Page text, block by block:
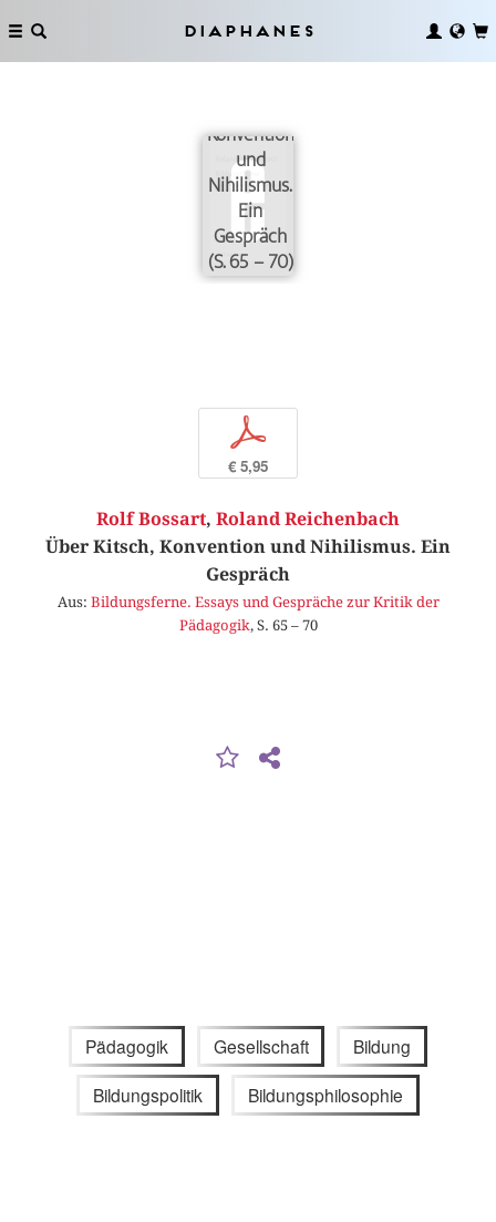
Diaphanes
Konvention
und
Nihilismus.
Ein
Gespräch
(S. 65 – 70)
p
€ 5,95
Rolf Bossart, Roland Reichenbach
Über Kitsch, Konvention und Nihilismus. Ein
Gespräch
Aus: Bildungsferne. Essays und Gespräche zur Kritik der
Pädagogik, S. 65 – 70
Pädagogik Gesellschaft Bildung
Bildungspolitik Bildungsphilosophie